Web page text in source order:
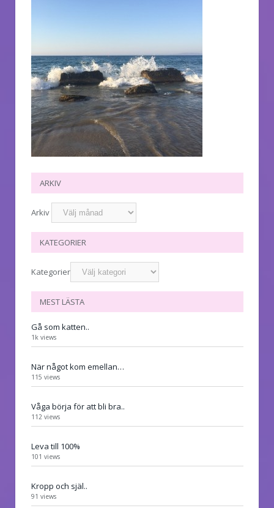
ARKIV
Arkiv
KATEGORIER
Kategorier
MEST LÄSTA
Gå som katten..
1k views
När något kom emellan…
115 views
Våga börja för att bli bra..
112 views
Leva till 100%
101 views
Kropp och själ..
91 views